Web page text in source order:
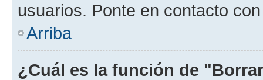
usuarios. Ponte en contacto
Arriba
¿Cuál es la función de